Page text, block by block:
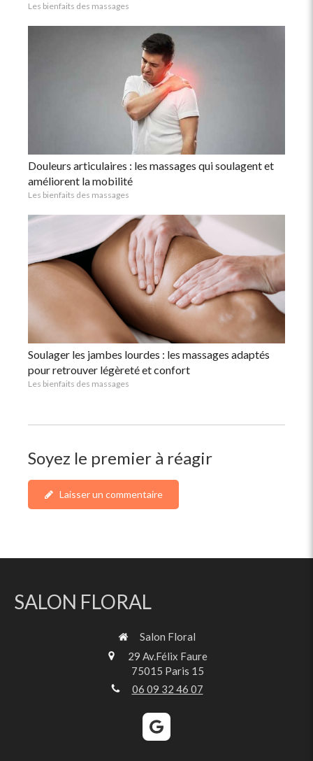
Les bienfaits des massages
Douleurs articulaires : les massages qui soulagent et
améliorent la mobilité
Les bienfaits des massages
Soulager les jambes lourdes : les massages adaptés
pour retrouver légèreté et confort
Les bienfaits des massages
Soyez le premier à réagir
Laisser un commentaire
SALON FLORAL
Salon Floral
29 Av.Félix Faure
75015 Paris 15
06 09 32 46 07